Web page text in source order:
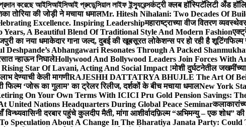
করেছে আইসিআইসিআই প্রুডেন্সিয়াল লাইফ ইন্স্যুরেন্সकंट्री क्लब हॉस्पिटॅलिटी अँड
तोरिया की जोड़ी ने मचाया धमालMr. Hitesh Nihalani: Two Decades Of
Excellence. Inspiring Leadershipमहाराष्ट्राच्या वीज वितरण
A Beautiful Blend Of Traditional Style And Modern Fashion
का नया धमाकेदार गाना जल्द, दुबई की खूबसूरत लोकेशन्स पर हो रही है शूटिंगफिल्म
Deshpande’s Abhangawari Resonates Through A Packed
न्हाऊन निघालेHollywood And Bollywood Leaders Join Forces With
Star Of Lavani, Acting And Social Impact !मोशी दुर्घटनेतील
देण्याची केली मागणीRAJESHH DATTATRYA BHUJLE The Art Of
फिल्म ‘जोरू का गुलाम’ का ट्रेलर रिलीज, दर्शकों के बीच मचाया धमालNew York
On Your Own Terms With ICICI Pru Gold Pension Savings:
United Nations Headquarters During Global Peace Seminar
दरबार पहुंचे कुलदीप मैती, मांगा आशीर्वादफ़िल्म “अभिमन्यु – एक शोध”
Speculation About A Change In The Bharatiya Janata Party: